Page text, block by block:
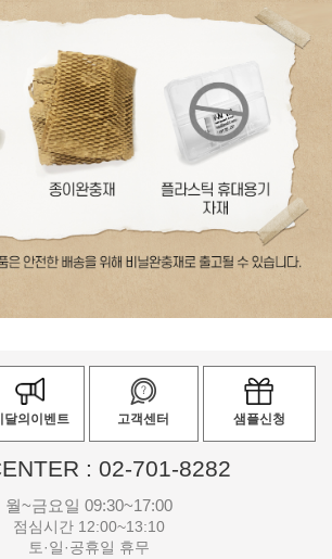
달의이벤트 고객센터 샘플신청
: 02-701-8282
월~금요일 09:30~17:00
점심시간 12:00~13:10
토·일·공휴일 휴무